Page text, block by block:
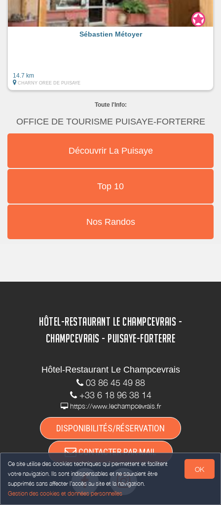
Ce site utilise des cookies techniques qui permettent et facilitent
votre navigation. Ils sont indispensables et ne sauraient être
supprimés sans affecter l’accès au site et la navigation.
Gestion des cookies et données personnelles
OK
Sébastien Métoyer
14.7 km
CHARNY OREE DE PUISAYE
Toute l'Info:
OFFICE DE TOURISME PUISAYE-FORTERRE
Découvrir La Puisaye
Top 10
Nos Randos
HÔTEL-RESTAURANT LE CHAMPCEVRAIS -
CHAMPCEVRAIS - PUISAYE-FORTERRE
Hôtel-Restaurant Le Champcevrais
03 86 45 49 88
+33 6 18 96 38 14
https://www.lechampcevrais.fr
DISPONIBILITÉS/RÉSERVATION
CONTACTER PAR MAIL